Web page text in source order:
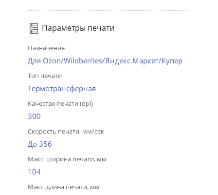
Параметры печати
Назначение
Для Ozon/Wildberries/Яндекс.Маркет/Купер
Тип печати
Термотрансферная
Качество печати (dpi)
300
Скорость печати, мм/сек
До 356
Макс. ширина печати, мм
104
Макс. длина печати, мм